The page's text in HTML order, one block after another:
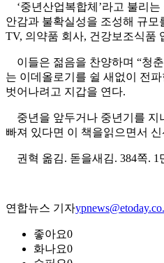
‘중년산업복합체’라고 불리
안감과 불확실성을 조성해 규모
TV, 의약품 회사, 건강보조식품
이들은 젊음을 찬양하며 “청
는 이데올로기를 쉴 새없이 전
벗어나려고 지갑을 연다.
중년을 앞두거나 중년기를 지
빠져 있다면 이 책을읽으면서
권혁 옮김. 돋을새김. 384쪽. 1
연합뉴스 기자
좋아요0
화나요0